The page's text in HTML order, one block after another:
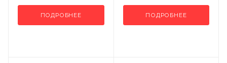
ПОДРОБНЕЕ ПОДРОБНЕЕ